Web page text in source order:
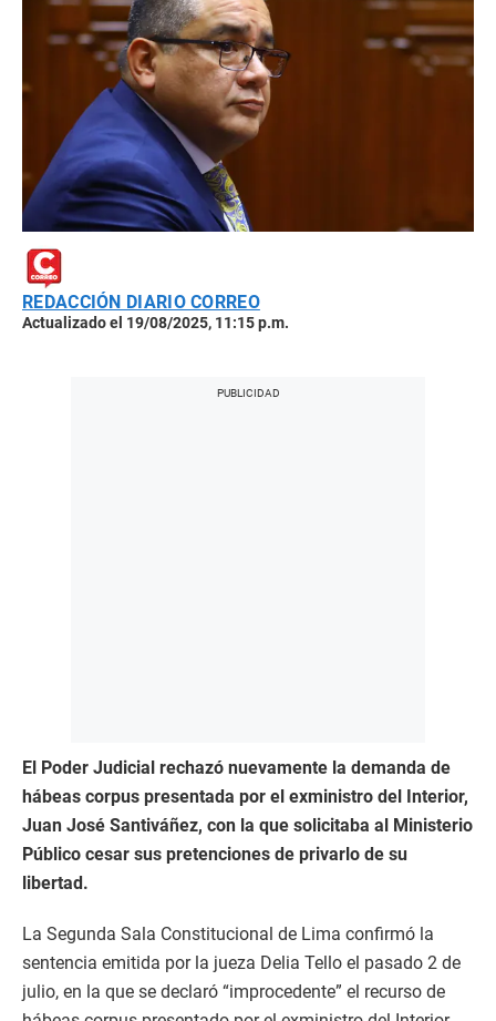
REDACCIÓN DIARIO CORREO
Actualizado el 19/08/2025, 11:15 p.m.
El Poder Judicial rechazó nuevamente la demanda de
hábeas corpus presentada por el exministro del Interior,
Juan José Santiváñez, con la que solicitaba al Ministerio
Público cesar sus pretenciones de privarlo de su
libertad.
La Segunda Sala Constitucional de Lima confirmó la
sentencia emitida por la jueza Delia Tello el pasado 2 de
julio, en la que se declaró “improcedente” el recurso de